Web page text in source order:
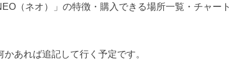
（ネオ）」の特徴・購入できる場所一覧・チャー
あれば追記して行く予定です。